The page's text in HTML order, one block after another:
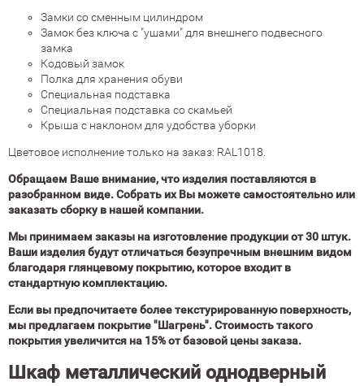
Замки со сменным цилиндром
Замок без ключа с "ушами" для внешнего подвесного
замка
Кодовый замок
Полка для хранения обуви
Специальная подставка
Специальная подставка со скамьей
Крыша с наклоном для удобства уборки
Цветовое исполнение только на заказ: RAL1018.
Обращаем Ваше внимание, что изделия поставляются в
разобранном виде. Собрать их Вы можете самостоятельно или
заказать сборку в нашей компании.
Мы принимаем заказы на изготовление продукции от 30 штук.
Ваши изделия будут отличаться безупречным внешним видом
благодаря глянцевому покрытию, которое входит в
стандартную комплектацию.
Если вы предпочитаете более текстурированную поверхность,
мы предлагаем покрытие "Шагрень". Стоимость такого
покрытия увеличится на 15% от базовой цены заказа.
Шкаф металлический однодверный